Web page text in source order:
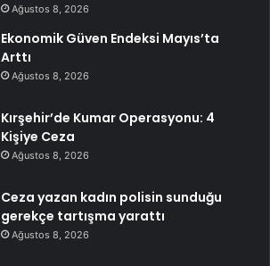
Ağustos 8, 2026
Ekonomik Güven Endeksi Mayıs’ta
Arttı
Ağustos 8, 2026
Kırşehir’de Kumar Operasyonu: 4
Kişiye Ceza
Ağustos 8, 2026
Ceza yazan kadın polisin sunduğu
gerekçe tartışma yarattı
Ağustos 8, 2026